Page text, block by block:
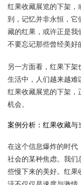
红果收藏展览的下架，
到，记忆并非永恒，它
藏的红果，或许正是我
不要忘记那些曾经美好
另一方面看，红果下
生活中，人们越来越难
红果收藏展览的下架，
机会。
案例分析：红果收藏与
在这个信息爆炸的时
社会的某种焦虑。我们
些慢下来的美好。红果